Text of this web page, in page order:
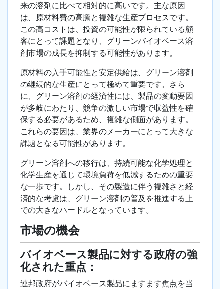
来の溶剤に比べて相対的に高いです。主な原因
は、原材料費の高騰と複雑な生産プロセスです。
この高コストは、投資の可能性が限られている顧
客にとって課題となり、グリーンバイオベース溶
剤市場の成長を抑制する可能性があります。
原材料の入手可能性と安定供給は、グリーン溶剤
の継続的な生産にとって極めて重要です。さら
に、グリーン溶剤の経済性には、製品の変動要因
が多岐にわたり、競争の激しい市場で収益性を確
保する必要があるため、複雑な側面があります。
これらの要因は、業界のメーカーにとって大きな
課題となる可能性があります。
グリーン溶剤への移行は、持続可能な化学処理と
化学生産を通じて環境負荷を低減するための重要
な一歩です。しかし、その製造に伴う複雑さと経
済的な考慮は、グリーン溶剤の普及を推進する上
での大きなハードルとなっています。
市場の機会
バイオベース製品に対する政府の強
化された重点：
連邦政府がバイオベース製品にますます焦点を当